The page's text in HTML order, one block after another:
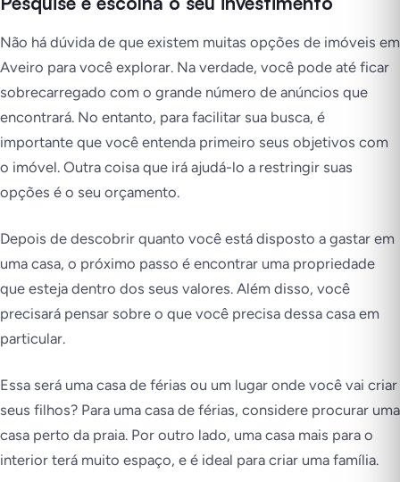
Não há dúvida de que existem muitas opções de imóveis em
Aveiro para você explorar. Na verdade, você pode até ficar
sobrecarregado com o grande número de anúncios que
encontrará. No entanto, para facilitar sua busca, é
importante que você entenda primeiro seus objetivos com
o imóvel. Outra coisa que irá ajudá-lo a restringir suas
opções é o seu orçamento.
Depois de descobrir quanto você está disposto a gastar em
uma casa, o próximo passo é encontrar uma propriedade
que esteja dentro dos seus valores. Além disso, você
precisará pensar sobre o que você precisa dessa casa em
particular.
Essa será uma casa de férias ou um lugar onde você vai criar
seus filhos? Para uma casa de férias, considere procurar uma
casa perto da praia. Por outro lado, uma casa mais para o
interior terá muito espaço, e é ideal para criar uma família.